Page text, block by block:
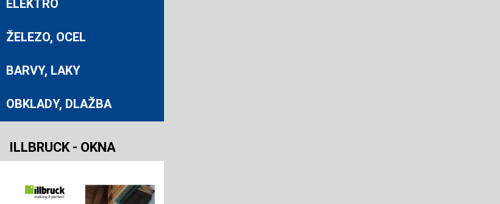
ELEKTRO
ŽELEZO, OCEL
BARVY, LAKY
OBKLADY, DLAŽBA
ILLBRUCK - OKNA